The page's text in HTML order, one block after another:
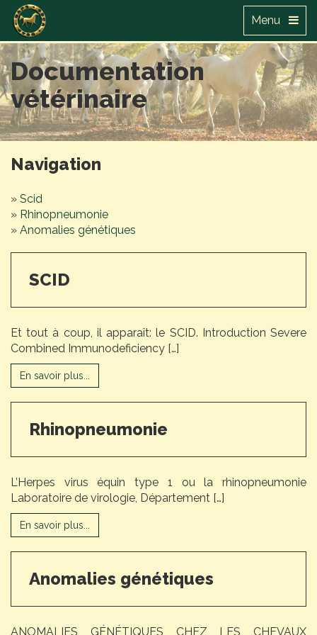
Menu
Documentation
vétérinaire
Navigation
» Scid
» Rhinopneumonie
» Anomalies génétiques
SCID
Et tout à coup, il apparaît: le SCID. Introduction Severe
Combined Immunodeficiency […]
En savoir plus...
Rhinopneumonie
L’Herpes virus équin type 1 ou la rhinopneumonie
Laboratoire de virologie, Département […]
En savoir plus...
Anomalies génétiques
ANOMALIES GÉNÉTIQUES CHEZ LES CHEVAUX